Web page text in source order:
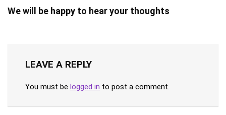
We will be happy to hear your thoughts
LEAVE A REPLY
You must be logged in to post a comment.